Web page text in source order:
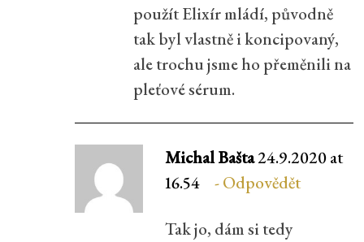
použít Elixír mládí, původně
tak byl vlastně i koncipovaný,
ale trochu jsme ho přeměnili na
pleťové sérum.
Michal Bašta24.9.2020 at
16.54
Odpovědět
Tak jo, dám si tedy